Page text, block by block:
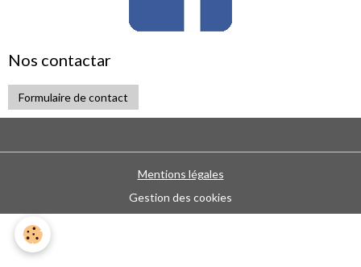
Nos contactar
Formulaire de contact
Mentions légales
Gestion des cookies